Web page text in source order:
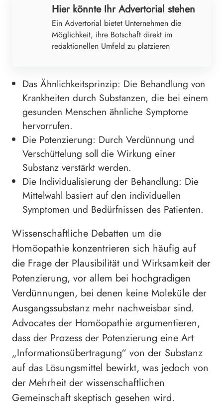
Hier könnte Ihr Advertorial stehen
Ein Advertorial bietet Unternehmen die
Möglichkeit, ihre Botschaft direkt im
redaktionellen Umfeld zu platzieren
Das Ähnlichkeitsprinzip: Die Behandlung von
Krankheiten durch Substanzen, die bei einem
gesunden Menschen ähnliche Symptome
hervorrufen.
Die Potenzierung: Durch Verdünnung und
Verschüttelung soll die Wirkung einer
Substanz verstärkt werden.
Die Individualisierung der Behandlung: Die
Mittelwahl basiert auf den individuellen
Symptomen und Bedürfnissen des Patienten.
Wissenschaftliche Debatten um die
Homöopathie konzentrieren sich häufig auf
die Frage der Plausibilität und Wirksamkeit der
Potenzierung, vor allem bei hochgradigen
Verdünnungen, bei denen keine Moleküle der
Ausgangssubstanz mehr nachweisbar sind.
Advocates der Homöopathie argumentieren,
dass der Prozess der Potenzierung eine Art
„Informationsübertragung“ von der Substanz
auf das Lösungsmittel bewirkt, was jedoch von
der Mehrheit der wissenschaftlichen
Gemeinschaft skeptisch gesehen wird.